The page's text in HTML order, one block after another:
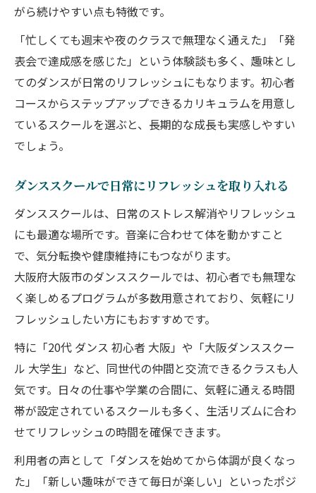
がら続けやすい点も特徴です。
「忙しくても週末や夜のクラスで無理なく通えた」「発
表会で達成感を感じた」という体験談も多く、趣味とし
てのダンスが日常のリフレッシュにもなります。初心者
コースからステップアップできるカリキュラムを用意し
ているスクールを選ぶと、長期的な成長も実感しやすい
でしょう。
ダンススクールで日常にリフレッシュを取り入れる
ダンススクールは、日常のストレス解消やリフレッシュ
にも最適な場所です。音楽に合わせて体を動かすこと
で、気分転換や健康維持にもつながります。
大阪府大阪市のダンススクールでは、初心者でも無理な
く楽しめるプログラムが多数用意されており、気軽にリ
フレッシュしたい方にもおすすめです。
特に「20代 ダンス 初心者 大阪」や「大阪ダンススクー
ル 大学生」など、同世代の仲間と交流できるクラスも人
気です。日々の仕事や学業の合間に、気軽に通える時間
帯が設定されているスクールも多く、生活リズムに合わ
せてリフレッシュの時間を確保できます。
利用者の声として「ダンスを始めてから体調が良くなっ
た」「新しい趣味ができて毎日が楽しい」といったポジ